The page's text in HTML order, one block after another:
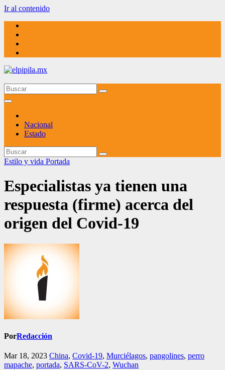
Ir al contenido
elpipila.mx
El pipila mx
Nacional
Estado
Estilo y vida Portada
Especialistas ya tienen una
respuesta (firme) acerca del
origen del Covid-19
PorRedacción
Mar 18, 2023 China, Covid-19, Murciélagos, pangolines, perro
mapache, portada, SARS-CoV-2, Wuchan